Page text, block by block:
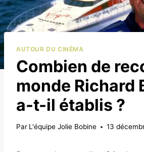
AUTOUR DU CINÉMA
Combien de
monde Richard
a-t-il établis ?
Par L'équipe Jolie Bobine 13